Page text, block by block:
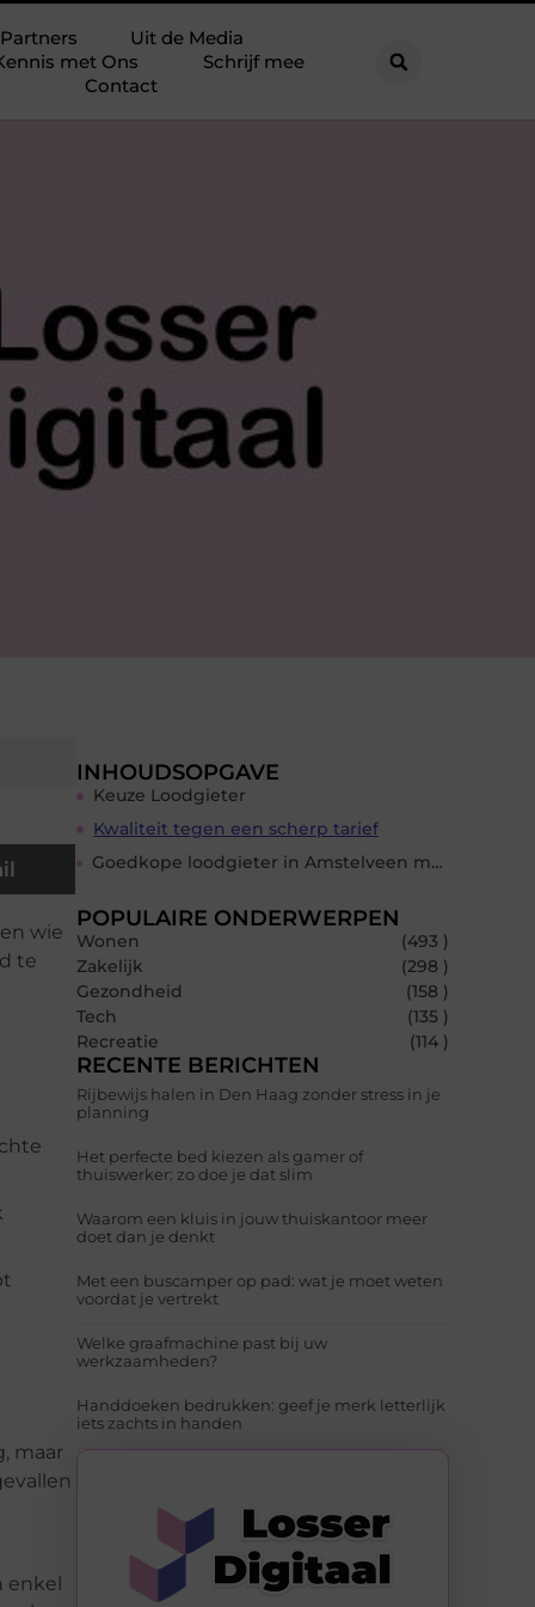
Partners
Uit de Media
met Ons
Schrijf mee
Contact
wie
te
maar
enkel
INHOUDSOPGAVE
Keuze Loodgieter
Kwaliteit tegen een scherp tarief
Goedkope loodgieter in Amstelveen met spoed
POPULAIRE ONDERWERPEN
Wonen
(493 )
Zakelijk
(298 )
Gezondheid
(158 )
Tech
(135 )
Recreatie
(114 )
RECENTE BERICHTEN
Rijbewijs halen in Den Haag zonder stress in je
planning
Het perfecte bed kiezen als gamer of
thuiswerker: zo doe je dat slim
Waarom een kluis in jouw thuiskantoor meer
doet dan je denkt
Met een buscamper op pad: wat je moet weten
voordat je vertrekt
Welke graafmachine past bij uw
werkzaamheden?
Handdoeken bedrukken: geef je merk letterlijk
iets zachts in handen